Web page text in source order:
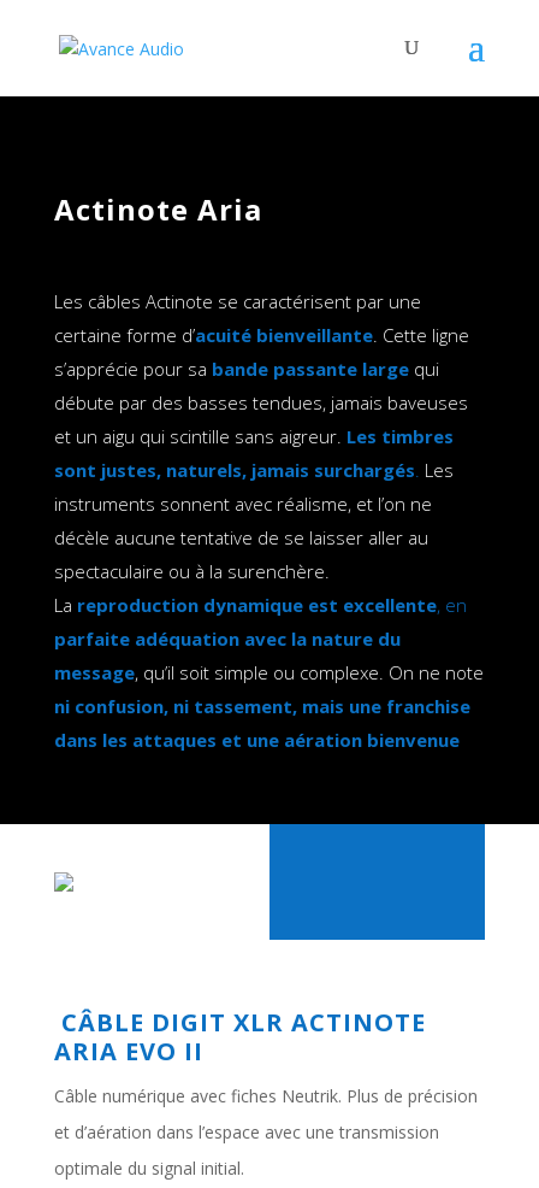
Actinote Aria
Les câbles Actinote se caractérisent par une
certaine forme d’acuité bienveillante. Cette ligne
s’apprécie pour sa bande passante largequi
débute par des basses tendues, jamais baveuses
et un aigu qui scintille sans aigreur. Les timbres
sont justes, naturels, jamais surchargés. Les
instruments sonnent avec réalisme, et l’on ne
décèle aucune tentative de se laisser aller au
spectaculaire ou à la surenchère.
La reproduction dynamique est excellente, en
parfaite adéquation avec la nature du
message, qu’il soit simple ou complexe. On ne note
ni confusion, ni tassement, mais une franchise
dans les attaques et une aération bienvenue
CÂBLE DIGIT XLR ACTINOTE
ARIA EVO II
Câble numérique avec fiches Neutrik. Plus de précision
et d’aération dans l’espace avec une transmission
optimale du signal initial.